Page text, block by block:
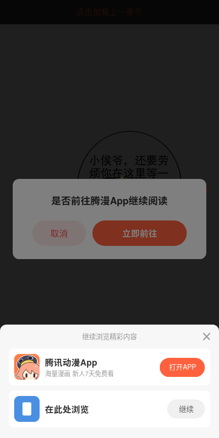
点击加载上一章节
App免费看
腾漫App免费看
继续浏览精彩内容
腾讯动漫App
海量漫画 新人7天免费看
打开APP
在此处浏览 继续
本章节仅支持App阅读，可打开App新用
户7天免费看
是否前往腾漫App继续阅读
立即前往
取消